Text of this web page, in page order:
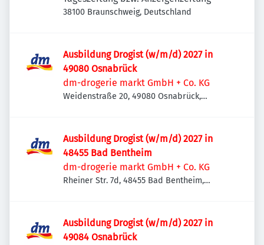
38100 Braunschweig, Deutschland
Ausbildung Drogist (w/m/d) 2027 in
49080 Osnabrück
dm-drogerie markt GmbH + Co. KG
Weidenstraße 20, 49080 Osnabrück,
Ausbildung Drogist (w/m/d) 2027 in
48455 Bad Bentheim
dm-drogerie markt GmbH + Co. KG
Rheiner Str. 7d, 48455 Bad Bentheim,
Ausbildung Drogist (w/m/d) 2027 in
49084 Osnabrück